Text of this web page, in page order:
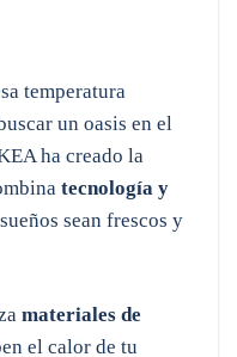
temperatura
un oasis en el
ha creado la
tecnología y
sean frescos y
materiales de
el calor de tu